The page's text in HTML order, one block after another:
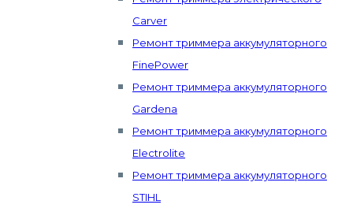
Carver
Ремонт триммера аккумуляторного
FinePower
Ремонт триммера аккумуляторного
Gardena
Ремонт триммера аккумуляторного
Electrolite
Ремонт триммера аккумуляторного
STIHL